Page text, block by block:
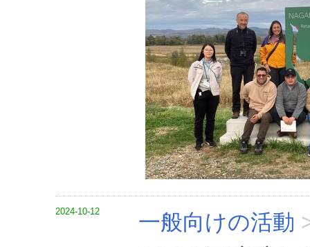
2024-10-12 一般向けの活動